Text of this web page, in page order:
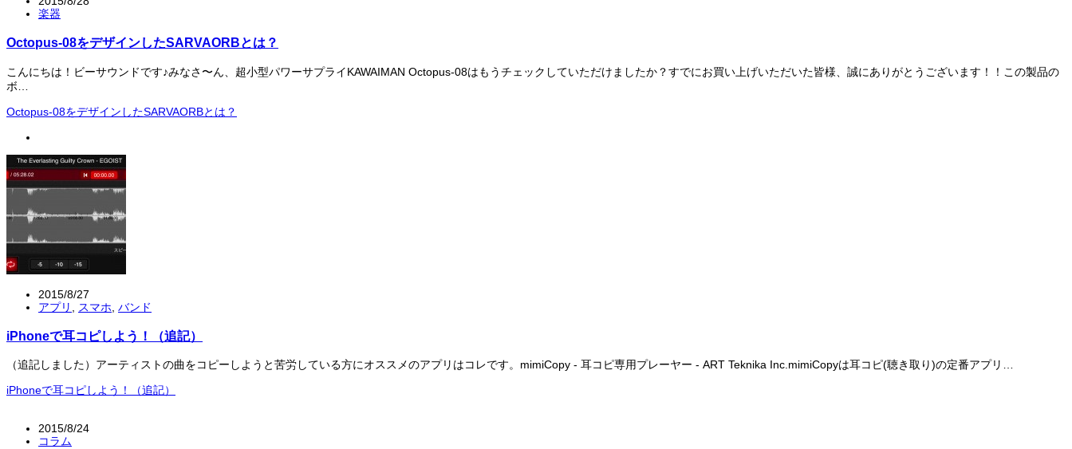
楽器
Octopus-08をデザインしたSARVAORBとは？
こんにちは！ビーサウンドです♪みなさ〜ん、超小型パワーサプライKAWAIMAN Octopus-08はもうチェックしていただけましたか？すでにお買い上げいただいた皆様、誠にありがとうございます！！この製品の
ボ…
Octopus-08をデザインしたSARVAORBとは？
2015/8/27
アプリ
スマホ バンド
iPhoneで耳コピしよう！（追記）
（追記しました）アーティストの曲をコピーしようと苦労している方にオススメのアプリはコレです。mimiCopy - 耳コピ専用プレーヤー - ART Teknika Inc.mimiCopyは耳コピ(聴き取り)の定番アプリ…
iPhoneで耳コピしよう！（追記）
2015/8/24
コラム